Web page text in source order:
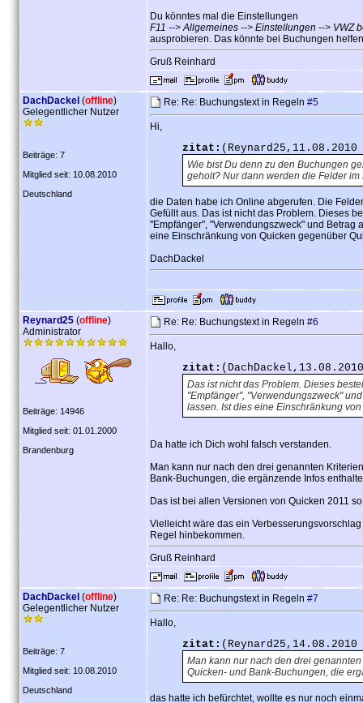
Du könntes mal die Einstellungen
F11 --> Allgemeines --> Einstellungen --> VWZ
ausprobieren. Das könnte bei Buchungen
Gruß Reinhard
DachDackel (offline)
Gelegentlicher Nutzer
Beiträge: 7
Mitglied seit: 10.08.2010
Deutschland
Re: Re: Buchungstext in Regeln #5
Hi,
zitat:
Wie bist Du denn zu den Buchungen
geholt? Nur dann werden die Felder
die Daten habe ich Online abgerufen. Die
Gefüllt aus. Das ist nicht das Problem. Dieses
"Empfänger", "Verwendungszweck" und
eine Einschränkung von Quicken gegenüber
DachDackel
Reynard25 (offline)
Administrator
Beiträge: 14946
Mitglied seit: 01.01.2000
Brandenburg
Re: Re: Buchungstext in Regeln #6
Hallo,
zitat:
Das ist nicht das Problem. Dieses
"Empfänger", "Verwendungszweck"
lassen. Ist dies eine Einschränkung
Da hatte ich Dich wohl falsch verstanden.
Man kann nur nach den drei genannten
Bank-Buchungen, die ergänzende Infos
Das ist bei allen Versionen von Quicken 2011
Vielleicht wäre das ein
Regel hinbekommen.
Gruß Reinhard
DachDackel (offline)
Gelegentlicher Nutzer
Beiträge: 7
Mitglied seit: 10.08.2010
Deutschland
Re: Re: Buchungstext in Regeln #7
Hallo,
zitat:
Man kann nur nach den drei
Quicken- und Bank-Buchungen, die
das hatte ich befürchtet, wollte es nur noch